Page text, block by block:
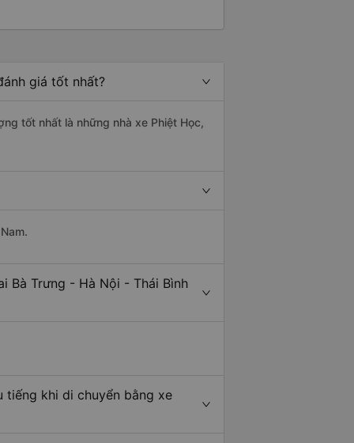
giá tốt nhất?
tốt nhất là những nhà xe Phiệt Học,
Bà Trưng - Hà Nội - Thái Bình
tiếng khi di chuyển bằng xe